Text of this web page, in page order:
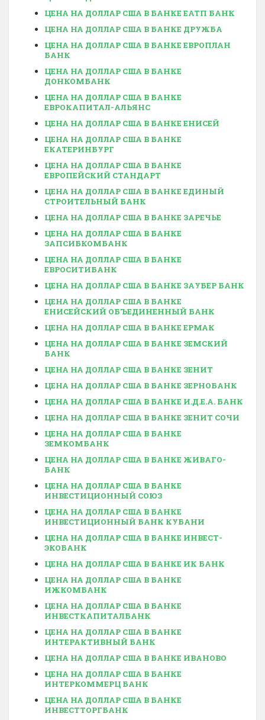
ЦЕНА НА ДОЛЛАР США В БАНКЕ ЕАТП БАНК
ЦЕНА НА ДОЛЛАР США В БАНКЕ ДРУЖБА
ЦЕНА НА ДОЛЛАР США В БАНКЕ ЕВРОПЛАН
БАНК
ЦЕНА НА ДОЛЛАР США В БАНКЕ
ДОНКОМБАНК
ЦЕНА НА ДОЛЛАР США В БАНКЕ
ЕВРОКАПИТАЛ-АЛЬЯНС
ЦЕНА НА ДОЛЛАР США В БАНКЕ ЕНИСЕЙ
ЦЕНА НА ДОЛЛАР США В БАНКЕ
ЕКАТЕРИНБУРГ
ЦЕНА НА ДОЛЛАР США В БАНКЕ
ЕВРОПЕЙСКИЙ СТАНДАРТ
ЦЕНА НА ДОЛЛАР США В БАНКЕ ЕДИНЫЙ
СТРОИТЕЛЬНЫЙ БАНК
ЦЕНА НА ДОЛЛАР США В БАНКЕ ЗАРЕЧЬЕ
ЦЕНА НА ДОЛЛАР США В БАНКЕ
ЗАПСИБКОМБАНК
ЦЕНА НА ДОЛЛАР США В БАНКЕ
ЕВРОСИТИБАНК
ЦЕНА НА ДОЛЛАР США В БАНКЕ ЗАУБЕР БАНК
ЦЕНА НА ДОЛЛАР США В БАНКЕ
ЕНИСЕЙСКИЙ ОБЪЕДИНЕННЫЙ БАНК
ЦЕНА НА ДОЛЛАР США В БАНКЕ ЕРМАК
ЦЕНА НА ДОЛЛАР США В БАНКЕ ЗЕМСКИЙ
БАНК
ЦЕНА НА ДОЛЛАР США В БАНКЕ ЗЕНИТ
ЦЕНА НА ДОЛЛАР США В БАНКЕ ЗЕРНОБАНК
ЦЕНА НА ДОЛЛАР США В БАНКЕ И.Д.Е.А. БАНК
ЦЕНА НА ДОЛЛАР США В БАНКЕ ЗЕНИТ СОЧИ
ЦЕНА НА ДОЛЛАР США В БАНКЕ
ЗЕМКОМБАНК
ЦЕНА НА ДОЛЛАР США В БАНКЕ ЖИВАГО-
БАНК
ЦЕНА НА ДОЛЛАР США В БАНКЕ
ИНВЕСТИЦИОННЫЙ СОЮЗ
ЦЕНА НА ДОЛЛАР США В БАНКЕ
ИНВЕСТИЦИОННЫЙ БАНК КУБАНИ
ЦЕНА НА ДОЛЛАР США В БАНКЕ ИНВЕСТ-
ЭКОБАНК
ЦЕНА НА ДОЛЛАР США В БАНКЕ ИК БАНК
ЦЕНА НА ДОЛЛАР США В БАНКЕ
ИЖКОМБАНК
ЦЕНА НА ДОЛЛАР США В БАНКЕ
ИНВЕСТКАПИТАЛБАНК
ЦЕНА НА ДОЛЛАР США В БАНКЕ
ИНТЕРАКТИВНЫЙ БАНК
ЦЕНА НА ДОЛЛАР США В БАНКЕ ИВАНОВО
ЦЕНА НА ДОЛЛАР США В БАНКЕ
ИНТЕРКОММЕРЦ БАНК
ЦЕНА НА ДОЛЛАР США В БАНКЕ
ИНВЕСТТОРГБАНК